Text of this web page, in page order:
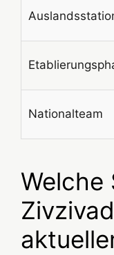
Nationalteam
Welche